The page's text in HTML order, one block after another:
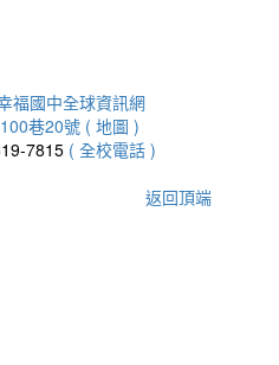
福國中全球資訊網
巷20號 ( 地圖 )
7815 ( 全校電話 )
返回頂端